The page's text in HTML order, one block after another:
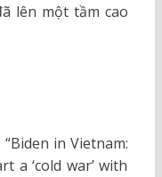
lên một tầm cao
in Vietnam:
a ‘cold war’ with